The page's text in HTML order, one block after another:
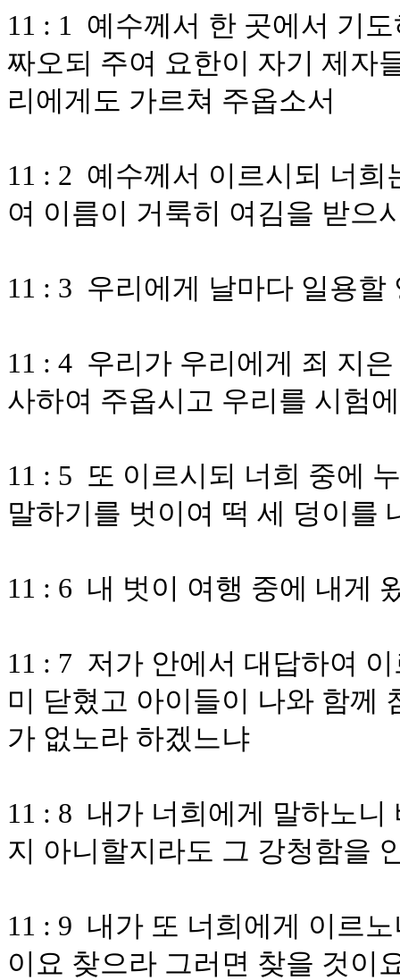
11 : 1 예수께서 한 곳에서 기
짜오되 주여 요한이 자기 제자
리에게도 가르쳐 주옵소서
11 : 2 예수께서 이르시되 너
여 이름이 거룩히 여김을 받으
11 : 3 우리에게 날마다 일용할
11 : 4 우리가 우리에게 죄 지
사하여 주옵시고 우리를 시험
11 : 5 또 이르시되 너희 중에
말하기를 벗이여 떡 세 덩이를
11 : 6 내 벗이 여행 중에 내게
11 : 7 저가 안에서 대답하여
미 닫혔고 아이들이 나와 함께
가 없노라 하겠느냐
11 : 8 내가 너희에게 말하노
지 아니할지라도 그 강청함을
11 : 9 내가 또 너희에게 이르
이요 찾으라 그러면 찾을 것이